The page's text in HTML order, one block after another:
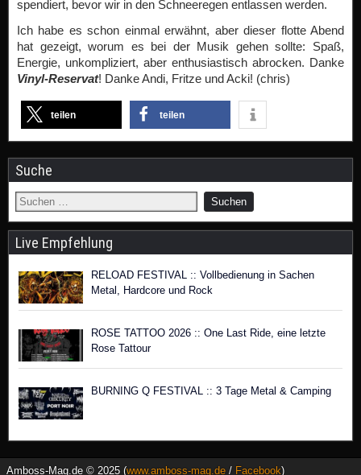
spendiert, bevor wir in den Schneeregen entlassen werden.
Ich habe es schon einmal erwähnt, aber dieser flotte Abend
hat gezeigt, worum es bei der Musik gehen sollte: Spaß,
Energie, unkompliziert, aber enthusiastisch abrocken. Danke
Vinyl-Reservat! Danke Andi, Fritze und Acki! (chris)
teilen teilen
Suche
Live Empfehlung
RELOAD FESTIVAL :: Vollbedienung in Sachen
Metal, Hardcore und Rock
ROSE TATTOO 2026 :: One Last Ride, eine letzte
Rose Tattour
BURNING Q FESTIVAL :: 3 Tage Metal & Camping
Amboss-Mag.de © 2025 (www.amboss-mag.de / Facebook)